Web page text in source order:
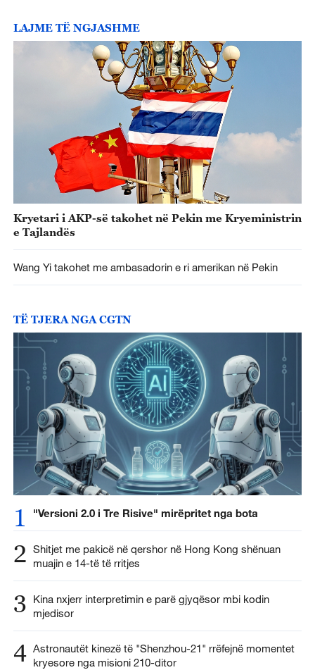
LAJME TË NGJASHME
Kryetari i AKP-së takohet në Pekin me Kryeministrin
e Tajlandës
Wang Yi takohet me ambasadorin e ri amerikan në Pekin
TË TJERA NGA CGTN
1 "Versioni 2.0 i Tre Risive" mirëpritet nga bota
2 Shitjet me pakicë në qershor në Hong Kong shënuan
muajin e 14-të të rritjes
3
Kina nxjerr interpretimin e parë gjyqësor mbi kodin
mjedisor
4 Astronautët kinezë të "Shenzhou-21" rrëfejnë momentet
kryesore nga misioni 210-ditor